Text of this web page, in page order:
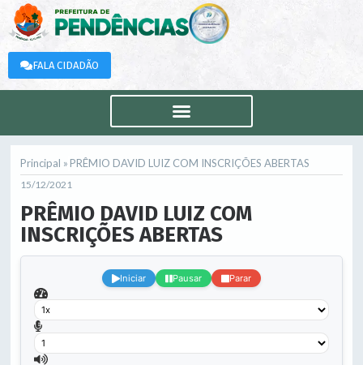
FALA CIDADÃO
Principal » PRÊMIO DAVID LUIZ COM INSCRIÇÕES ABERTAS
15/12/2021
PRÊMIO DAVID LUIZ COM
INSCRIÇÕES ABERTAS
Iniciar Pausar Parar